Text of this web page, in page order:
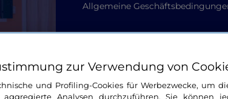
Allgemeine
zur Verwendung von
und Profiling-Cookies für Werbezwecke, um
Analysen durchzuführen. Sie können